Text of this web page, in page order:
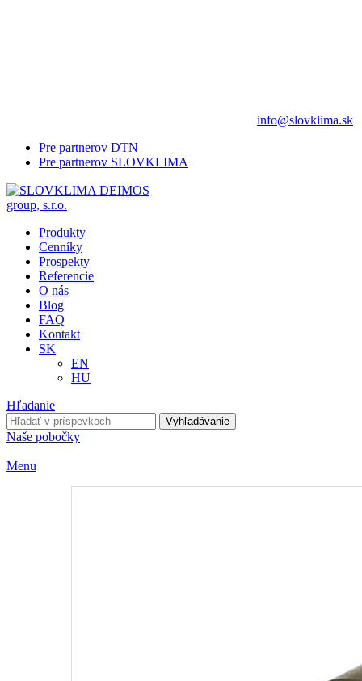
info@slovklima.sk
Pre partnerov DTN
Pre partnerov SLOVKLIMA
Produkty
Cenníky
Prospekty
Referencie
O nás
Blog
FAQ
Kontakt
SK
EN
HU
Hľadanie
Vyhľadávanie
Naše pobočky
Menu